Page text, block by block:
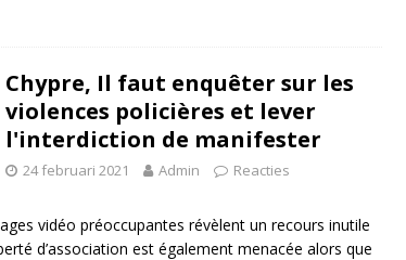
Chypre, Il faut enquêter sur les
violences policières et lever
l'interdiction de manifester
24 februari 2021 Admin
Reacties
vidéo préoccupantes révèlent un recours inutile
d’association est également menacée alors que